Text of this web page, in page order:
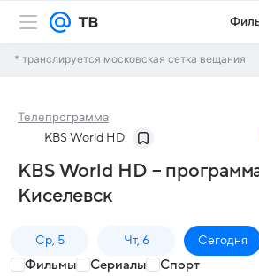
* транслируется московская сетка вещания
Телепрограмма
KBS World HD
KBS World HD –
Киселевск
Ср, 5 Чт, 6 Сегодня
Фильмы Сериалы Спорт